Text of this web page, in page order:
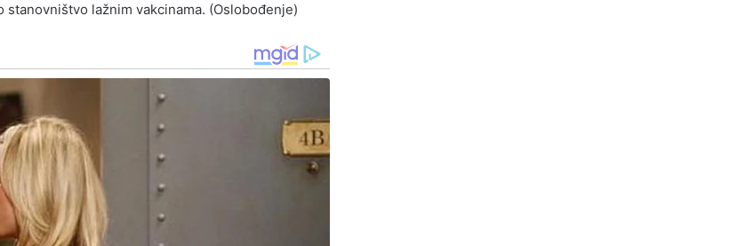
lažnim vakcinama. (Oslobođenje)